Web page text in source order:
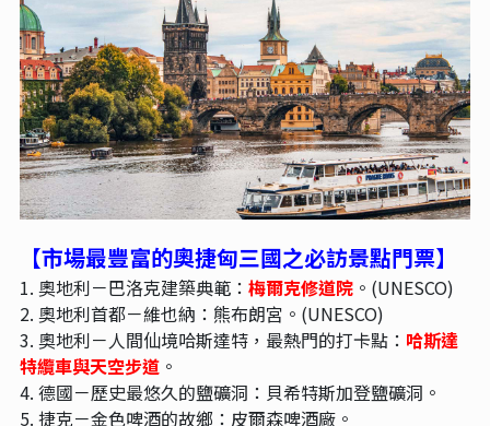
【市場最豐富的奧捷匈三國之必訪景點門票】
1. 奧地利－巴洛克建築典範： 梅爾克修道院。(UNESCO)
2. 奧地利首都－維也納：熊布朗宮。(UNESCO)
3. 奧地利－人間仙境哈斯達特，最熱門的打卡點： 哈斯達
特纜車與天空步道。
4. 德國－歷史最悠久的鹽礦洞：貝希特斯加登鹽礦洞。
5. 捷克－金色啤酒的故鄉：皮爾森啤酒廠。